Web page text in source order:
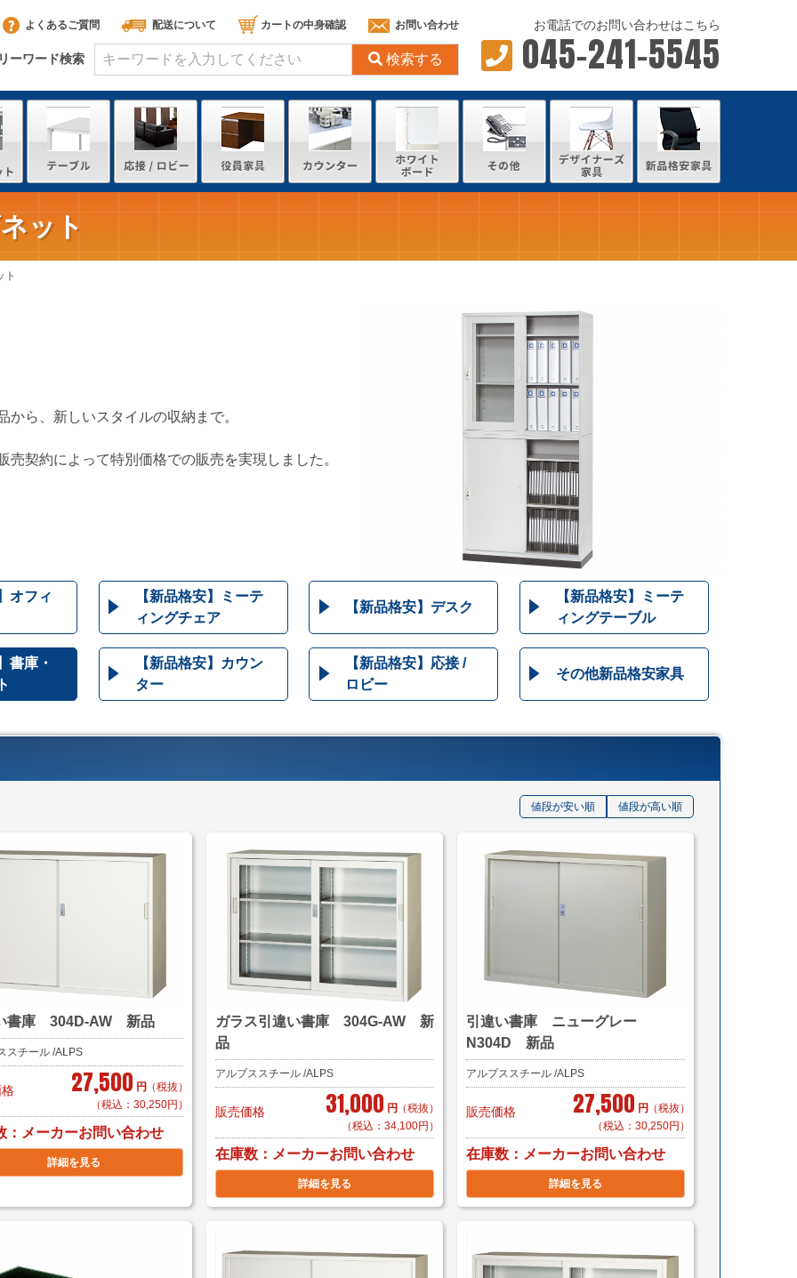
よくあるご質問 配送について カートの中身確認 お問い合わせ
ーワード検索 検索する
お電話でのお問い合わせはこちら
045-241-5545
ット
ト
から、新しいスタイルの収納まで。
売契約によって特別価格での販売を実現しました。
オフィ
【新品格安】ミーテ
ィングチェア
【新品格安】デスク
【新品格安】ミーテ
ィングテーブル
書庫・
【新品格安】カウン
ター
【新品格安】応接 /
ロビー
その他新品格安家具
値段が安い順 値段が高い順
書庫 304D-AW 新品
スチール /ALPS
27,500 円 （税抜）
（税込：30,250円）
メーカーお問い合わせ
詳細を見る
ガラス引違い書庫 304G-AW 新
品
アルプススチール /ALPS
販売価格 31,000 円 （税抜）
（税込：34,100円）
在庫数 メーカーお問い合わせ
詳細を見る
引違い書庫 ニューグレー
N304D 新品
アルプススチール /ALPS
販売価格 27,500 円 （税抜）
（税込：30,250円）
在庫数 メーカーお問い合わせ
詳細を見る